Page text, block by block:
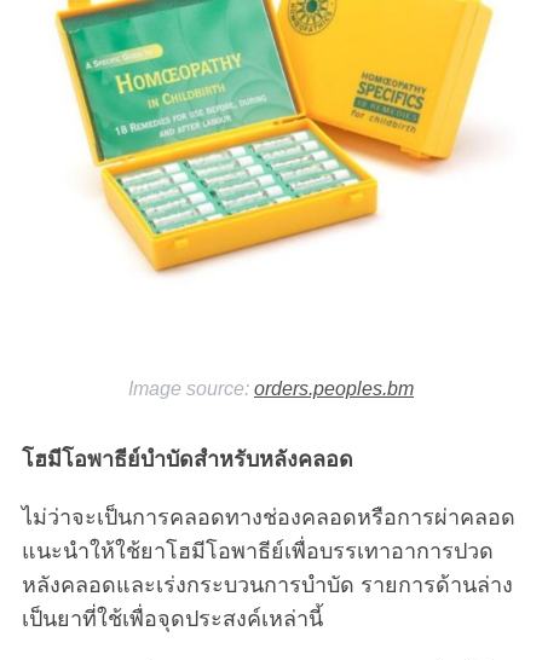
Image source: orders.peoples.bm
โฮมีโอพาธีย์บำบัดสำหรับหลังคลอด
ไม่ว่าจะเป็นการคลอดทางช่องคลอดหรือการผ่าคลอด
แนะนำให้ใช้ยาโฮมีโอพาธีย์เพื่อบรรเทาอาการปวด
หลังคลอดและเร่งกระบวนการบำบัด รายการด้านล่าง
เป็นยาที่ใช้เพื่อจุดประสงค์เหล่านี้